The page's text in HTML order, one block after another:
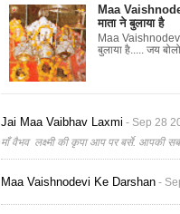
Maa
माता ने बुलाया है
Maa Vaishnodevi
बुलाया है..... जय बोलो
Jai Maa Vaibhav Laxmi - Sep 28
माँ वैभव लक्ष्मी की कृपा आप पर बर्से. आपकी सब
Maa Vaishnodevi Ke Darshan -